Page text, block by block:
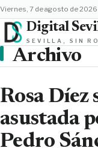
viernes, 7 de agosto de 2026
Digital
SEVILLA, SIN
Archivo
Rosa Díez
asustada
Pedro